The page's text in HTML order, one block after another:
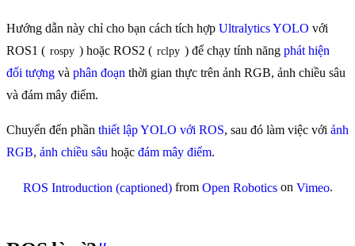
Hướng dẫn này chỉ cho bạn cách tích hợp Ultralytics YOLO với
ROS1 ( rospy ) hoặc ROS2 ( rclpy ) để chạy tính năng phát hiện
đối tượng và phân đoạn thời gian thực trên ảnh RGB, ảnh chiều sâu
và đám mây điểm.
Chuyển đến phần thiết lập YOLO với ROS, sau đó làm việc với ảnh
RGB, ảnh chiều sâu hoặc đám mây điểm.
ROS Introduction (captioned)from Open Roboticson Vimeo.